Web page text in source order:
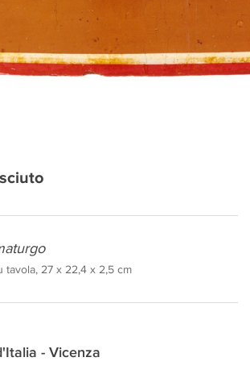
tavola, 27 x 22,4 x 2,5 cm
- Vicenza